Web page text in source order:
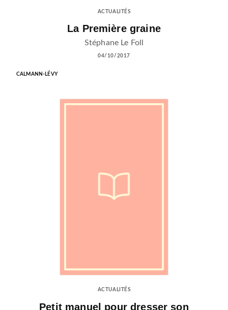
ACTUALITÉS
La Première graine
Stéphane Le Foll
04/10/2017
CALMANN-LÉVY
ACTUALITÉS
Petit manuel pour dresser son